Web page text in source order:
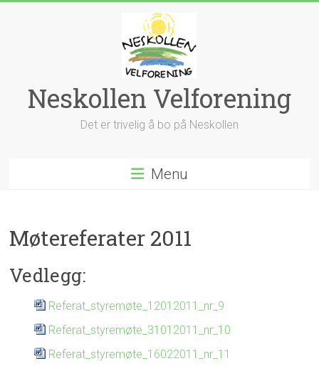
Neskollen Velforening
Det er trivelig å bo på Neskollen
Menu
Møtereferater 2011
Vedlegg:
Referat_styremøte_12012011_nr_9
Referat_styremøte_31012011_nr_10
Referat_styremøte_16022011_nr_11